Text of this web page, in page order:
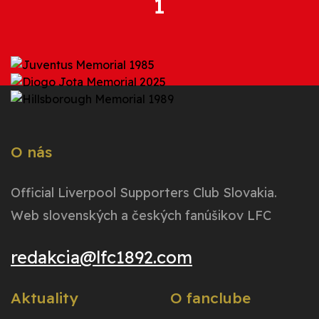
O nás
Official Liverpool Supporters Club Slovakia.
Web slovenských a českých fanúšikov LFC
redakcia@lfc1892.com
Aktuality O fanclube